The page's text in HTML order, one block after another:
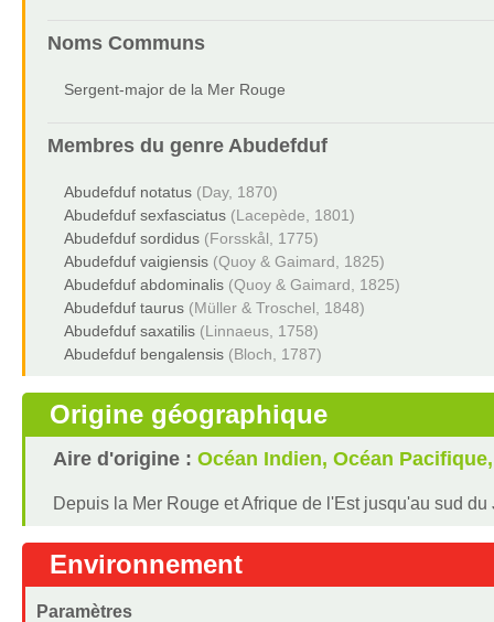
Noms Communs
Sergent-major de la Mer Rouge
Membres du genre Abudefduf
Abudefduf notatus (Day, 1870)
Abudefduf sexfasciatus (Lacepède, 1801)
Abudefduf sordidus (Forsskål, 1775)
Abudefduf vaigiensis (Quoy & Gaimard, 1825)
Abudefduf abdominalis (Quoy & Gaimard, 1825)
Abudefduf taurus (Müller & Troschel, 1848)
Abudefduf saxatilis (Linnaeus, 1758)
Abudefduf bengalensis (Bloch, 1787)
Origine géographique
Aire d'origine : Océan Indien, Océan
Depuis la Mer Rouge et Afrique de l'Est jusqu'au sud
Environnement
Paramètres